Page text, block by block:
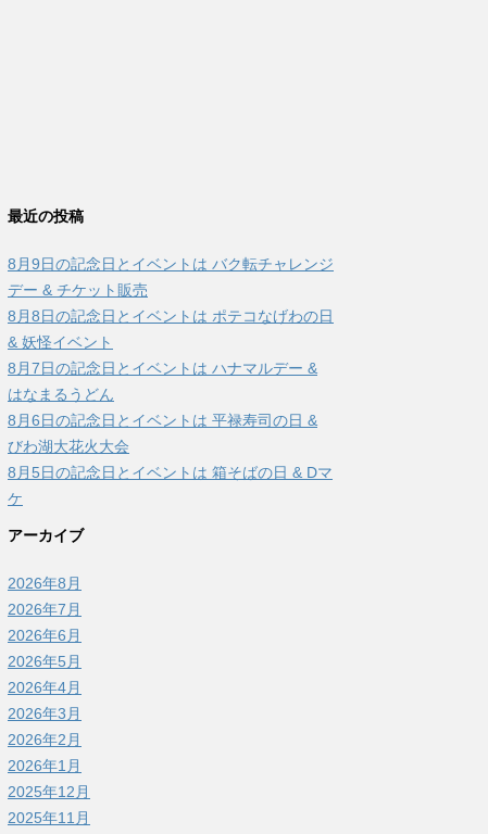
最近の投稿
8月9日の記念日とイベントは バク転チャレンジ
デー & チケット販売
8月8日の記念日とイベントは ポテコなげわの日
& 妖怪イベント
8月7日の記念日とイベントは ハナマルデー &
はなまるうどん
8月6日の記念日とイベントは 平禄寿司の日 &
びわ湖大花火大会
8月5日の記念日とイベントは 箱そばの日 & Dマ
ケ
アーカイブ
2026年8月
2026年7月
2026年6月
2026年5月
2026年4月
2026年3月
2026年2月
2026年1月
2025年12月
2025年11月